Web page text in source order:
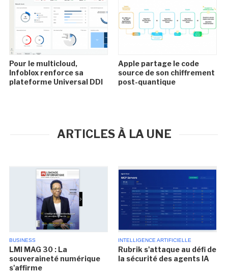
Pour le multicloud,
Infoblox renforce sa
plateforme Universal DDI
Apple partage le code
source de son chiffrement
post-quantique
ARTICLES À LA UNE
BUSINESS
LMI MAG 30 : La
souveraineté numérique
s'affirme
INTELLIGENCE ARTIFICIELLE
Rubrik s'attaque au défi de
la sécurité des agents IA